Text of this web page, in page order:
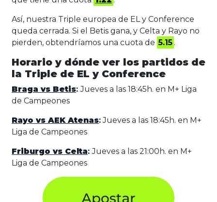
Así, nuestra Triple europea de EL y Conference
queda cerrada. Si el Betis gana, y Celta y Rayo no
pierden, obtendríamos una cuota de 5.15 .
Horario y dónde ver los partidos de
la Triple de EL y Conference
Braga vs Betis:Jueves a las 18:45h. en M+ Liga
de Campeones
Rayo vs AEK Atenas:Jueves a las 18:45h. en M+
Liga de Campeones
Friburgo vs Celta:Jueves a las 21:00h. en M+
Liga de Campeones